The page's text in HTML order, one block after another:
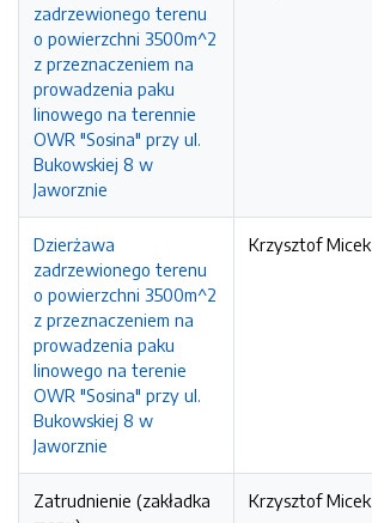
zadrzewionego terenu
o powierzchni 3500m^2
z przeznaczeniem na
prowadzenia paku
linowego na terennie
OWR "Sosina" przy ul.
Bukowskiej 8 w
Jaworznie
Dzierżawa
zadrzewionego terenu
o powierzchni 3500m^2
z przeznaczeniem na
prowadzenia paku
linowego na terenie
OWR "Sosina" przy ul.
Bukowskiej 8 w
Jaworznie
Krzysztof Micek
Zatrudnienie (zakładka
Krzysztof Micek